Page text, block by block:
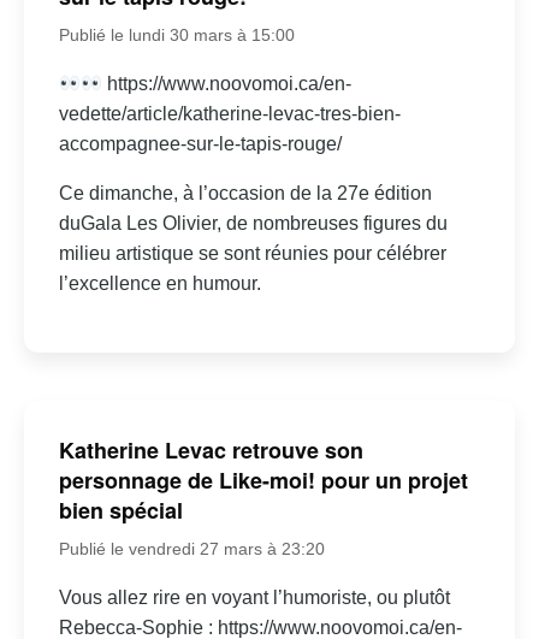
Publié le lundi 30 mars à 15:00
https://www.noovomoi.ca/en-
vedette/article/katherine-levac-tres-bien-
accompagnee-sur-le-tapis-rouge/
Ce dimanche, à l’occasion de la 27e édition
duGala Les Olivier, de nombreuses figures du
milieu artistique se sont réunies pour célébrer
l’excellence en humour.
Katherine Levac retrouve son
personnage de Like-moi! pour un projet
bien spécial
Publié le vendredi 27 mars à 23:20
Vous allez rire en voyant l’humoriste, ou plutôt
Rebecca-Sophie : https://www.noovomoi.ca/en-